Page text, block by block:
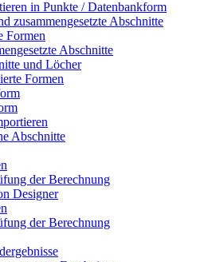
in Punkte / Datenbankform
zusammengesetzte Abschnitte
Formen
Abschnitte
und Löcher
Formen
Abschnitte
der Berechnung
Designer
der Berechnung